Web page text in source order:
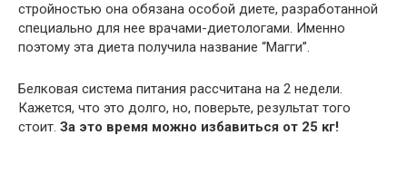
стройностью она обязана особой диете, разработанной
специально для нее врачами-диетологами. Именно
поэтому эта диета получила название “Магги”.
Белковая система питания рассчитана на 2 недели.
Кажется, что это долго, но, поверьте, результат того
стоит. За это время можно избавиться от 25 кг!